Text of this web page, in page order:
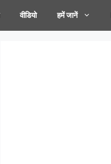
वीडियो हमें जानें